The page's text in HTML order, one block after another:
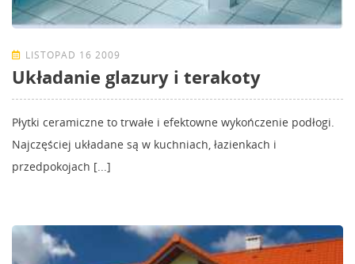
LISTOPAD 16 2009
Układanie glazury i terakoty
Płytki ceramiczne to trwałe i efektowne wykończenie podłogi.
Najczęściej układane są w kuchniach, łazienkach i
przedpokojach [...]